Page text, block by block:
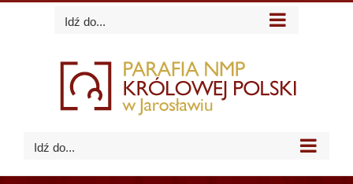
Idź do...
Idź do...